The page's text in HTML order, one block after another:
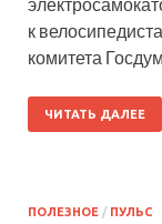
к
комитета
ЧИТАТЬ ДАЛЕЕ
ПОЛЕЗНОЕ / ПУЛЬС